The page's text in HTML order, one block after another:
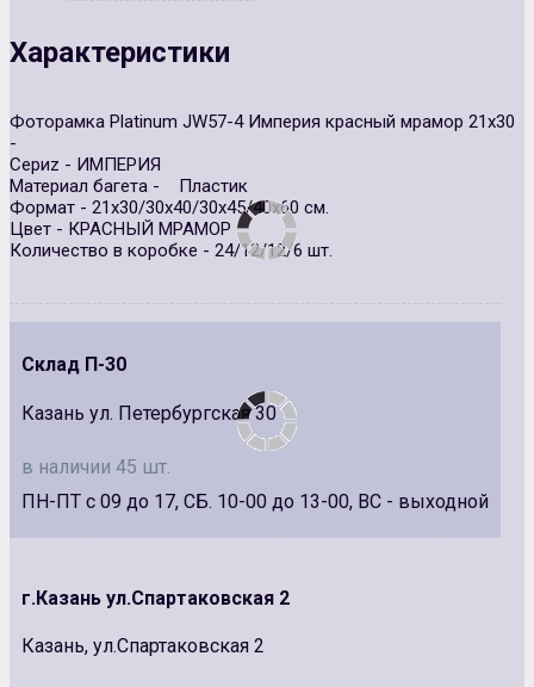
Характеристики
Фоторамка Platinum JW57-4 Империя красный мрамор 21х30
-
Сериz - ИМПЕРИЯ
Материал багета - Пластик
Формат - 21x30/30x40/30x45/40x60 см.
Цвет - КРАСНЫЙ МРАМОР
Количество в коробке - 24/12/12/6 шт.
Склад П-30
Казань ул. Петербургская 30
в наличии 45 шт.
ПН-ПТ с 09 до 17, СБ. 10-00 до 13-00, ВС - выходной
г.Казань ул.Спартаковская 2
Казань, ул.Спартаковская 2